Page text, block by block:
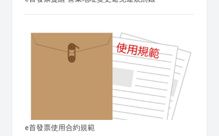
e首發票使用合約規範